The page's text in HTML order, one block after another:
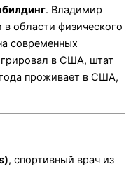
. Владимир
области физического
современных
в США, штат
проживает в США,
, спортивный врач из